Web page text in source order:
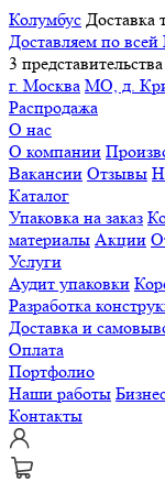
Колумбус Доставка
Доставляем по всей
3 представительства
г. Москва МО, д.
Распродажа
О нас
О компании
Вакансии Отзывы
Каталог
Упаковка на заказ
материалы Акции
Услуги
Аудит упаковки
Разработка
Доставка и
Оплата
Портфолио
Наши работы
Контакты